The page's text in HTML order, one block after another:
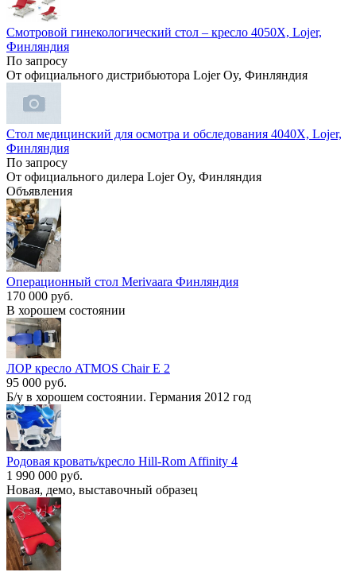
Смотровой гинекологический стол – кресло 4050X, Lojer,
Финляндия
По запросу
От официального дистрибьютора Lojer Oy, Финляндия
Стол медицинский для осмотра и обследования 4040X, Lojer,
Финляндия
По запросу
От официального дилера Lojer Oy, Финляндия
Объявления
Операционный стол Merivaara Финляндия
170 000 руб.
В хорошем состоянии
ЛОР кресло ATMOS Chair E 2
95 000 руб.
Б/у в хорошем состоянии. Германия 2012 год
Родовая кровать/кресло Hill-Rom Affinity 4
1 990 000 руб.
Новая, демо, выставочный образец